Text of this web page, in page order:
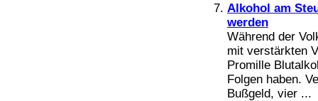
Alkohol am
werden
Während der
mit verstärkten
Promille
Folgen haben.
Bußgeld, vier ...